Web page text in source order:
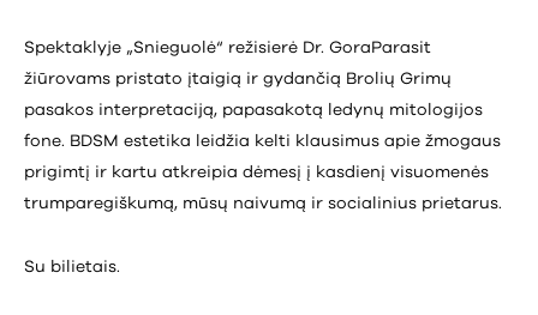
Spektaklyje „Snieguolė“ režisierė Dr. GoraParasit
žiūrovams pristato įtaigią ir gydančią Brolių Grimų
pasakos interpretaciją, papasakotą ledynų mitologijos
fone. BDSM estetika leidžia kelti klausimus apie žmogaus
prigimtį ir kartu atkreipia dėmesį į kasdienį visuomenės
trumparegiškumą, mūsų naivumą ir socialinius prietarus.
Su bilietais.